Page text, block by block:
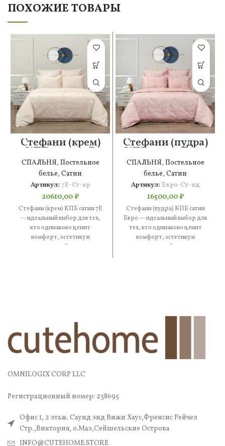
ПОХОЖИЕ ТОВАРЫ
Стефани (крем)
КПБ сатин 7Е
СПАЛЬНЯ, Постельное
белье, Сатин
Артикул: 7Е-Ст-кр
20610,00₽
Стефани (крем) КПБ сатин 7Е
— идеальный выбор для тех,
кто одинаково ценит
комфорт, эстетику и
практичность. В составе —
Стефани (пудра)
КПБ сатин Евро
СПАЛЬНЯ, Постельное
белье, Сатин
Артикул: Евро-Ст-пд
16500,00₽
Стефани (пудра) КПБ сатин
Евро — идеальный выбор для
тех, кто одинаково ценит
комфорт, эстетику и
практичность. В составе —
OMNILOGIX CORP LLC
Регистрационный номер: 238695
Офис 1, 2 этаж. Саунд энд Вижн Хаус,Френсис Рейчел
Стр.,Виктория, о.Маэ,Сейшельские Острова
INFO@CUTEHOME.STORE